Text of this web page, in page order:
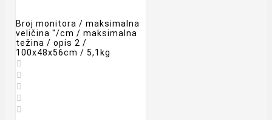
Broj monitora / maksimalna
veličina "/cm / maksimalna
težina / opis 2 /
100x48x56cm / 5,1kg




